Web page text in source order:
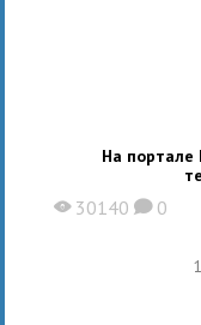
На
X 30140 K 0